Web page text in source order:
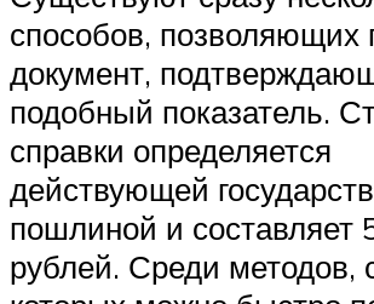
способов, позволяющих
документ,
подобный показатель.
справки определяется
действующей
пошлиной и составляет
рублей. Среди